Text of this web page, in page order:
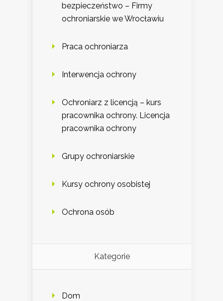
bezpieczeństwo – Firmy
ochroniarskie we Wrocławiu
Praca ochroniarza
Interwencja ochrony
Ochroniarz z licencją – kurs
pracownika ochrony. Licencja
pracownika ochrony
Grupy ochroniarskie
Kursy ochrony osobistej
Ochrona osób
Kategorie
Dom